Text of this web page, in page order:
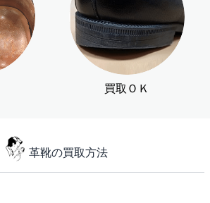
買取ＯＫ
革靴の買取方法